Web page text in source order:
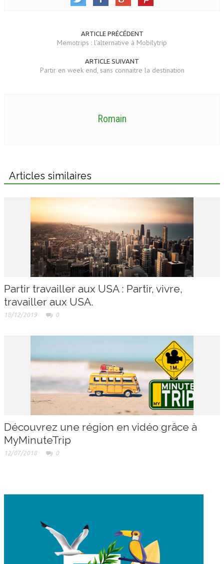
ARTICLE PRÉCÉDENT
Memotrips : l’alternative à Mobilytrip
ARTICLE SUIVANT
Partir en week end, sans connaitre la destination
Romain
Articles similaires
Partir travailler aux USA : Partir, vivre,
travailler aux USA.
18/12/2019 0
Découvrez une région en vidéo grâce à
MyMinuteTrip
12/07/2018 0